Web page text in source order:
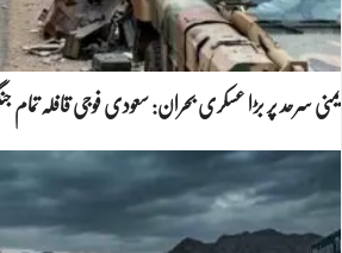
یمنی سرحد پر بڑا عسکری بحران: سعودی فوجی قافلہ تمام